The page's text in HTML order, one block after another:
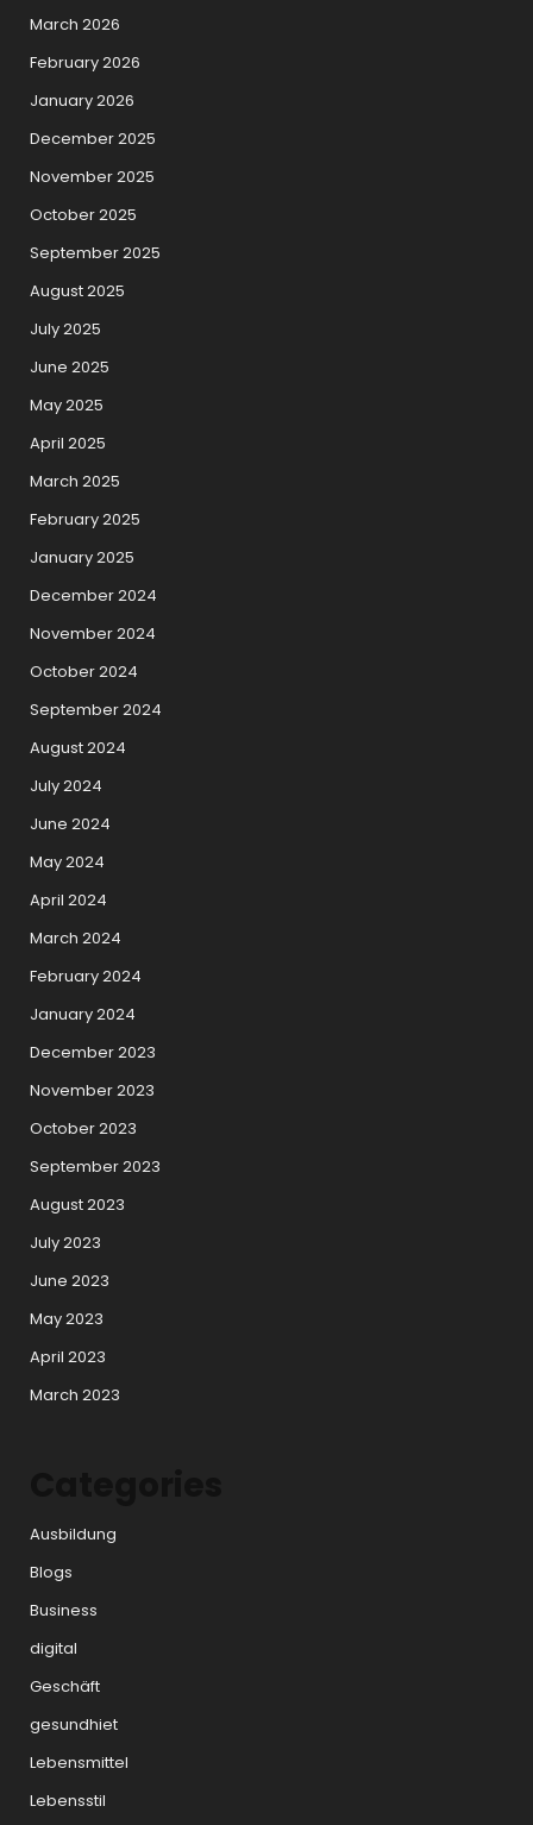
March 2026
February 2026
January 2026
December 2025
November 2025
October 2025
September 2025
August 2025
July 2025
June 2025
May 2025
April 2025
March 2025
February 2025
January 2025
December 2024
November 2024
October 2024
September 2024
August 2024
July 2024
June 2024
May 2024
April 2024
March 2024
February 2024
January 2024
December 2023
November 2023
October 2023
September 2023
August 2023
July 2023
June 2023
May 2023
April 2023
March 2023
Ausbildung
Blogs
Business
digital
Geschäft
gesundhiet
Lebensmittel
Lebensstil